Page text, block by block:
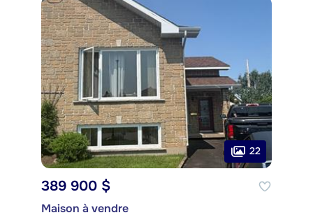
22
389 900 $
Maison à vendre